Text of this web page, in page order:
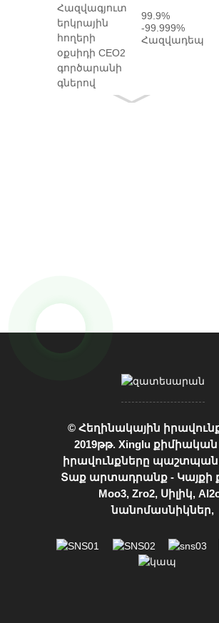
99.9%
-99.999%
Հազվադեպ
Փաստորեն
© Հեղինակային իրավունք
2019թթ. Xinglu քիմիական
իրավունքները
Տաք արտադրանք- Կայքի
Moo3, Zro2, Սիլիկ,
նանոմասնիկներ,